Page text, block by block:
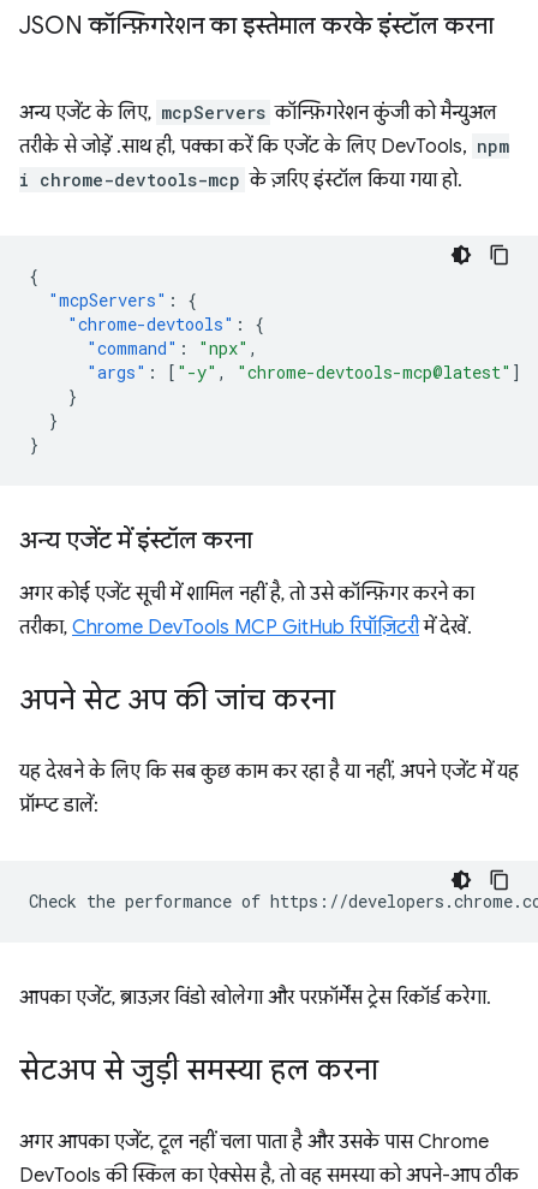
JSON कॉन्फ़िगरेशन का इस्तेमाल करके इंस्टॉल करना
अन्य एजेंट के लिए, mcpServers कॉन्फ़िगरेशन कुंजी को मैन्युअल
तरीके से जोड़ें . साथ ही, पक्का करें कि एजेंट के लिए DevTools, npm
i chrome-devtools-mcp के ज़रिए इंस्टॉल किया गया हो.
{
"mcpServers" :
{
"chrome-devtools" :
{
"command" : "npx" ,
"args" : [ "-y" , "chrome-devtools-mcp@latest" ]
}
}
}
अन्य एजेंट में इंस्टॉल करना
अगर कोई एजेंट सूची में शामिल नहीं है, तो उसे कॉन्फ़िगर करने का
तरीका, Chrome DevTools MCP GitHub रिपॉज़िटरीमें देखें.
अपने सेट अप की जांच करना
यह देखने के लिए कि सब कुछ काम कर रहा है या नहीं, अपने एजेंट में यह
प्रॉम्प्ट डालें:
आपका एजेंट, ब्राउज़र विंडो खोलेगा और परफ़ॉर्मेंस ट्रेस रिकॉर्ड करेगा.
सेटअप से जुड़ी समस्या हल करना
अगर आपका एजेंट, टूल नहीं चला पाता है और उसके पास Chrome
DevTools की स्किल का ऐक्सेस है, तो वह समस्या को अपने-आप ठीक